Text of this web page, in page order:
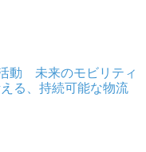
動 未来のモビリティ
る、持続可能な物流